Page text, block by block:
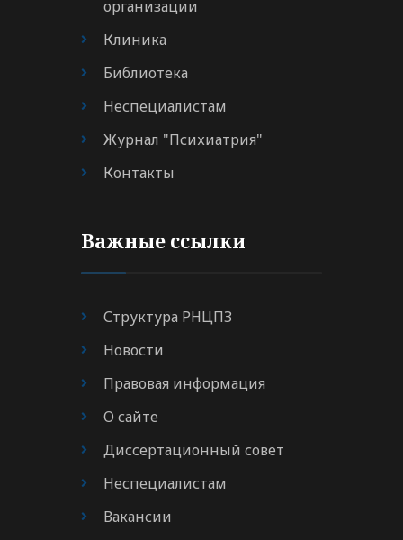
организации
Клиника
Библиотека
Неспециалистам
Журнал "Психиатрия"
Контакты
Важные ссылки
Структура РНЦПЗ
Новости
Правовая информация
О сайте
Диссертационный совет
Неспециалистам
Вакансии